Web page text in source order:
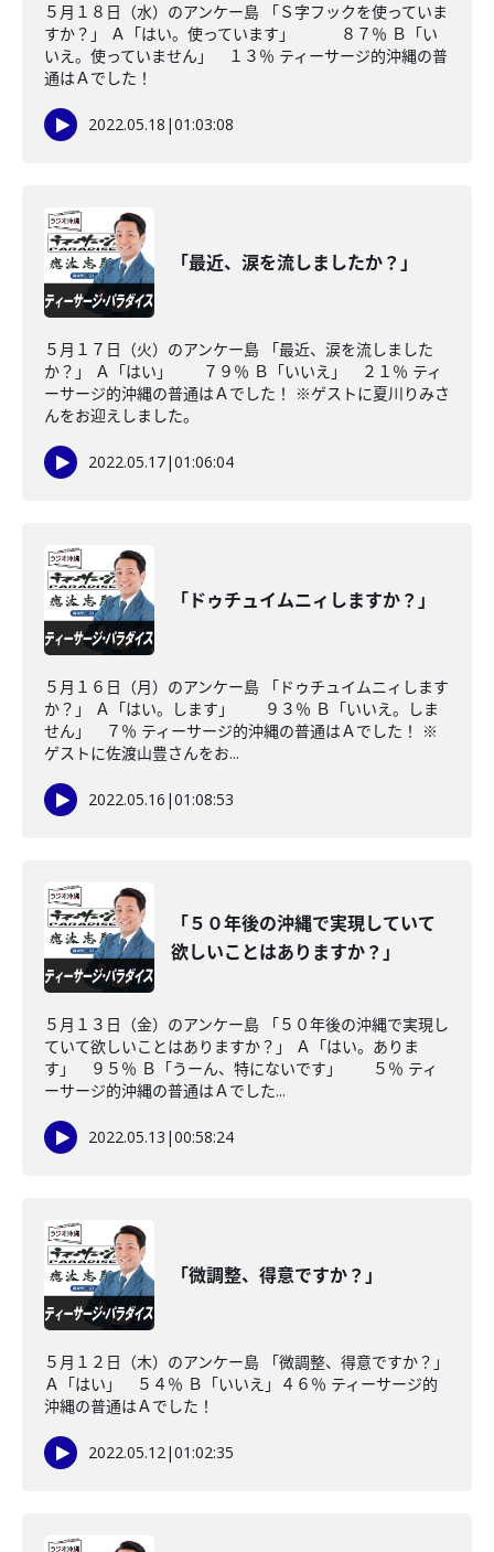
５月１８日（水）のアンケー島 「Ｓ字フックを使っていま
すか？」 Ａ「はい。使っています」 ８７％ Ｂ「い
いえ。使っていません」 １３％ ティーサージ的沖縄の普
通はＡでした！
2022.05.18 |01:03:08
「最近、涙を流しましたか？」
５月１７日（火）のアンケー島 「最近、涙を流しました
か？」 Ａ「はい」 ７９％ Ｂ「いいえ」 ２１％ ティ
ーサージ的沖縄の普通はＡでした！ ※ゲストに夏川りみさ
んをお迎えしました。
2022.05.17|01:06:04
「ドゥチュイムニィしますか？」
５月１６日（月）のアンケー島 「ドゥチュイムニィします
か？」 Ａ「はい。します」 ９３％ Ｂ「いいえ。しま
せん」 ７％ ティーサージ的沖縄の普通はＡでした！ ※
ゲストに佐渡山豊さんをお...
2022.05.16 |01:08:53
「５０年後の沖縄で実現していて
欲しいことはありますか？」
５月１３日（金）のアンケー島 「５０年後の沖縄で実現し
ていて欲しいことはありますか？」 Ａ「はい。ありま
す」 ９５％ Ｂ「うーん、特にないです」 ５％ ティ
ーサージ的沖縄の普通はＡでした...
2022.05.13 |00:58:24
「微調整、得意ですか？」
５月１２日（木）のアンケー島 「微調整、得意ですか？」
Ａ「はい」 ５４％ Ｂ「いいえ」４６％ ティーサージ的
沖縄の普通はＡでした！
2022.05.12|01:02:35